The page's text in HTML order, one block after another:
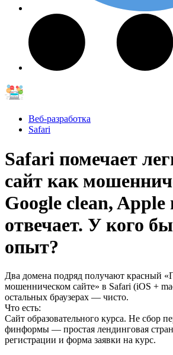
Веб-разработка
Safari
Safari помечает
сайт как
Google clean, Apple
отвечает. У кого
опыт?
Два домена подряд получают красный
мошенническом сайте» в Safari (iOS +
остальных браузерах — чисто.
Что есть:
Сайт образовательного курса. Не сбор
финформы — простая лендинговая
регистрации и форма заявки на курс.